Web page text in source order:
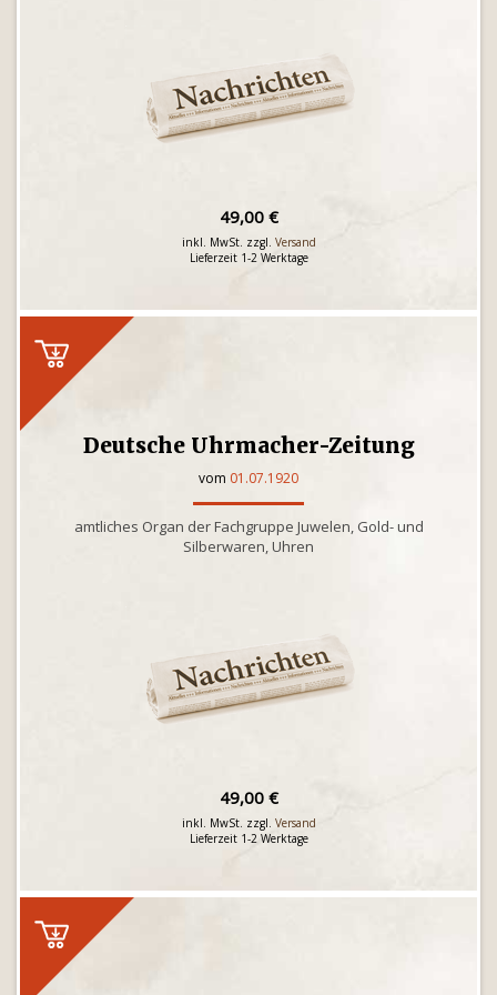
49,00 €
inkl. MwSt. zzgl. Versand
Lieferzeit 1-2 Werktage
Deutsche Uhrmacher-Zeitung
vom 01.07.1920
amtliches Organ der Fachgruppe Juwelen, Gold- und
Silberwaren, Uhren
49,00 €
inkl. MwSt. zzgl. Versand
Lieferzeit 1-2 Werktage